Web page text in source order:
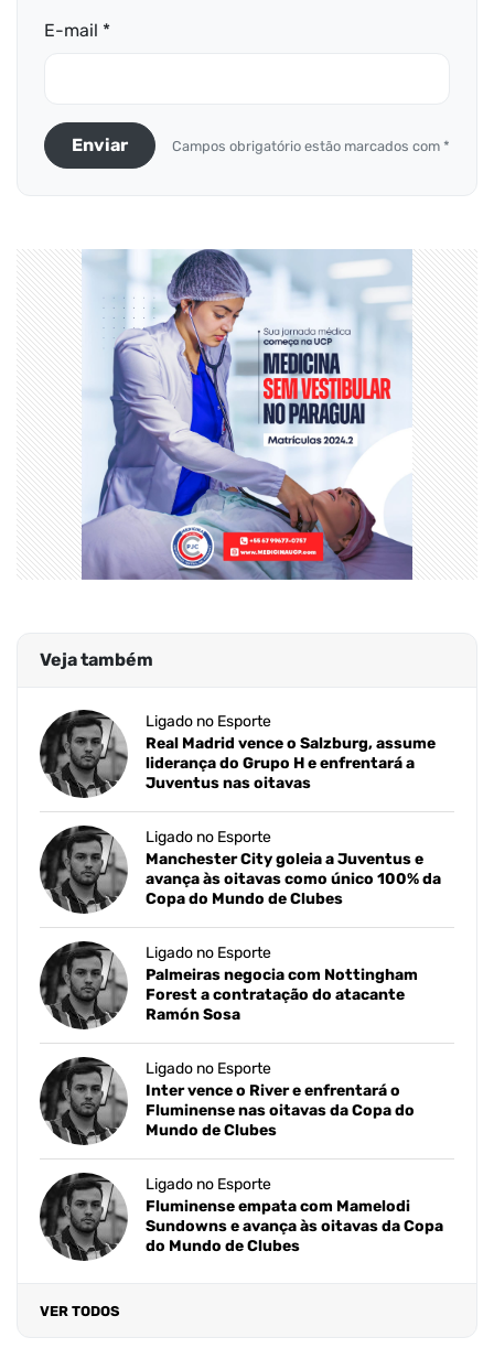
E-mail *
Enviar Campos obrigatório estão marcados com *
Veja também
Ligado no Esporte
Real Madrid vence o Salzburg, assume
liderança do Grupo H e enfrentará a
Juventus nas oitavas
Ligado no Esporte
Manchester City goleia a Juventus e
avança às oitavas como único 100% da
Copa do Mundo de Clubes
Ligado no Esporte
Palmeiras negocia com Nottingham
Forest a contratação do atacante
Ramón Sosa
Ligado no Esporte
Inter vence o River e enfrentará o
Fluminense nas oitavas da Copa do
Mundo de Clubes
Ligado no Esporte
Fluminense empata com Mamelodi
Sundowns e avança às oitavas da Copa
do Mundo de Clubes
VER TODOS